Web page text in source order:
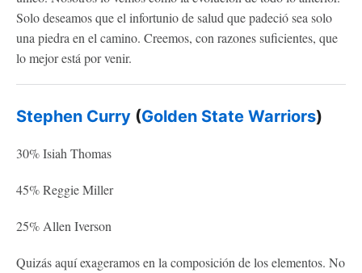
Solo deseamos que el infortunio de salud que padeció sea solo
una piedra en el camino. Creemos, con razones suficientes, que
lo mejor está por venir.
Stephen Curry (Golden State Warriors)
30% Isiah Thomas
45% Reggie Miller
25% Allen Iverson
Quizás aquí exageramos en la composición de los elementos. No